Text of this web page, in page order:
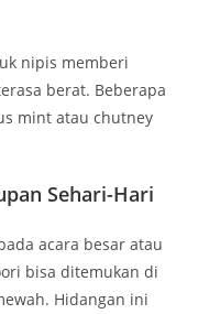
nipis memberi
berat. Beberapa
mint atau chutney
Sehari-Hari
acara besar atau
bisa ditemukan di
Hidangan ini